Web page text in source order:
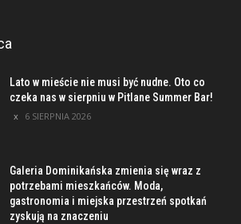
Lato w mieście nie musi być nudne. Oto co
czeka nas w sierpniu w Pitlane Summer Bar!
6 SIERPNIA 2026
Galeria Dominikańska zmienia się wraz z
potrzebami mieszkańców. Moda,
gastronomia i miejska przestrzeń spotkań
zyskują na znaczeniu